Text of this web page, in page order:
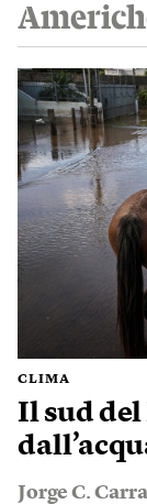
CLIMA
Il sud del
Jorge C.